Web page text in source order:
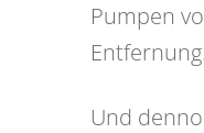
Pumpen
Entfernung.
Und